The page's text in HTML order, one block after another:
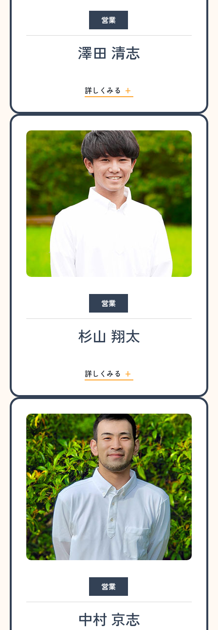
営業
澤田 清志
詳しくみる
営業
杉山 翔太
詳しくみる
営業
中村 京志